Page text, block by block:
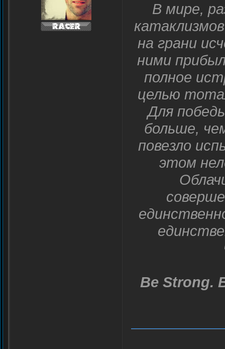
В мире,
на грани
ними
полное
целью
Для
больше,
повезло
этом
Be Strong.